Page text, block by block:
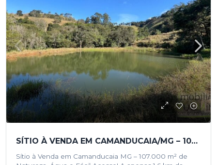
SÍTIO À VENDA EM CAMANDUCAIA/MG – 107.000 M² DE NATUREZA, ÁGUA E FÁCIL ACESSO!
Sítio à Venda em Camanducaia MG – 107.000 m² de